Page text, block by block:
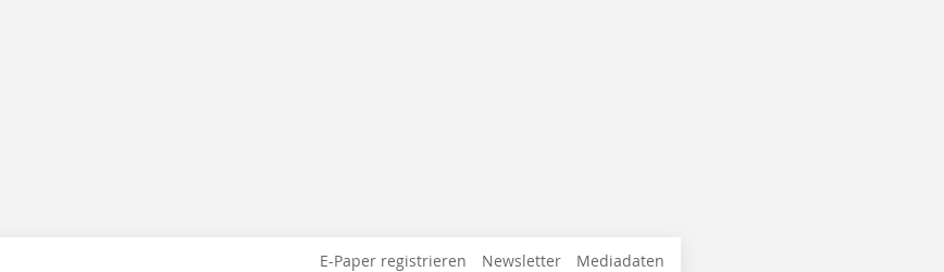
E-Paper registrieren Newsletter Mediadaten